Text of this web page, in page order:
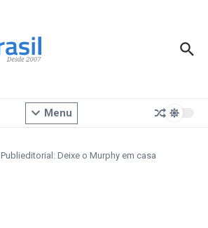
Menu
Publieditorial: Deixe o Murphy em casa